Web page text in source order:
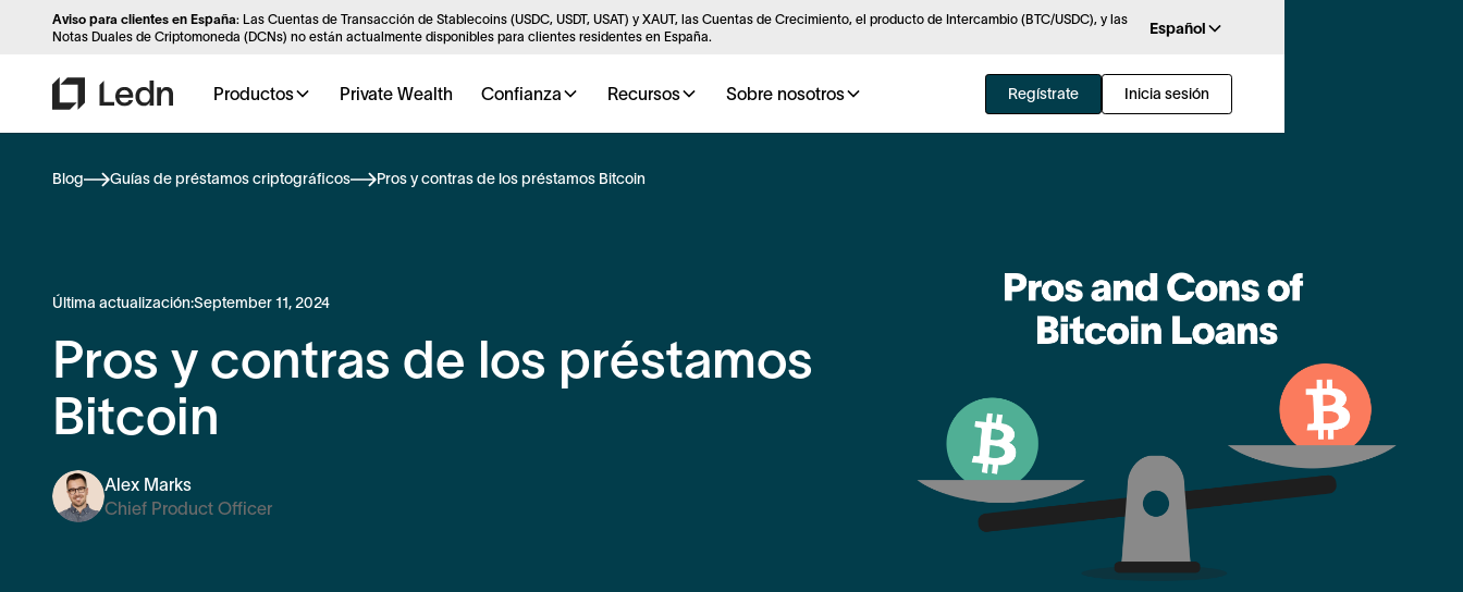
Aviso para clientes en España: Las Cuentas de Transacción de Stablecoins (USDC, USDT, USAT) y XAUT, las Cuentas de Crecimiento, el producto de Intercambio (BTC/USDC), y las
Notas Duales de Criptomoneda (DCNs) no están actualmente disponibles para clientes residentes en España.
Español
Productos Private Wealth Confianza Recursos Sobre nosotros Regístrate Inicia sesión
Blog Guías de préstamos criptográficos Pros y contras de los préstamos Bitcoin
Última actualización:September 11, 2024
Pros y contras de los préstamos
Bitcoin
Alex Marks
Chief Product Officer